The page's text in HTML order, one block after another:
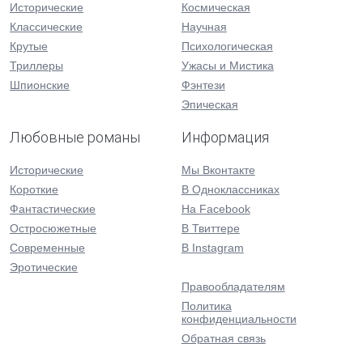
Исторические
Классические
Крутые
Триллеры
Шпионские
Космическая
Научная
Психологическая
Ужасы и Мистика
Фэнтези
Эпическая
Любовные романы
Исторические
Короткие
Фантастические
Остросюжетные
Современные
Эротические
Информация
Мы Вконтакте
В Одноклассниках
На Facebook
В Твиттере
В Instagram
Правообладателям
Политика
конфиденциальности
Обратная связь